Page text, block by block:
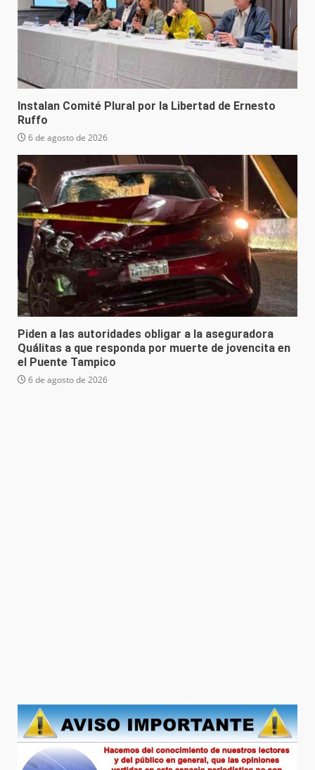
Instalan Comité Plural por la Libertad de Ernesto
Ruffo
6 de agosto de 2026
Piden a las autoridades obligar a la aseguradora
Quálitas a que responda por muerte de jovencita en
el Puente Tampico
6 de agosto de 2026